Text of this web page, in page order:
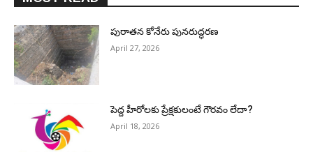
పురాత‌న కోనేరు పున‌రుద్ధ‌ర‌ణ
April 27, 2026
పెద్ద హీరోల‌కు ప్రేక్ష‌కులంటే గౌర‌వం లేదా?
April 18, 2026